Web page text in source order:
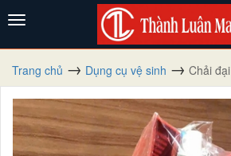
Trang chủ Dụng cụ vệ sinh Chải đại